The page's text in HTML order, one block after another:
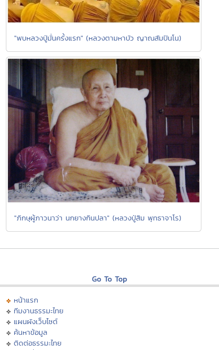
"พบหลวงปู่มั่นครั้งแรก" (หลวงตามหาบัว ญาณสัมปันโน)
"ภิกษุผู้ภาวนาว่า นกยางกินปลา" (หลวงปู่สิม พุทธาจาโร)
Go To Top
หน้าแรก
ทีมงานธรรมะไทย
แผนผังเว็บไซต์
ค้นหาข้อมูล
ติดต่อธรรมะไทย